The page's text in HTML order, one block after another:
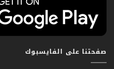
صفحتنا على الفايسبوك